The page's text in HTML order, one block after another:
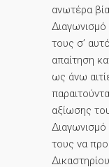
ανωτέρα
τους σ’
απαίτηση
ως άνω
αξίωσης
Διαγωνισμό
τους να